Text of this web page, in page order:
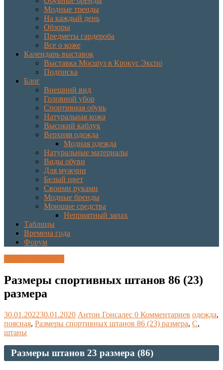
Модные тренды
На каждый день
Обзоры
Предметы гардероба
Все о коже
Календарь выставок
Выставка Мосшуз в Крокус Экспо
Подписка
Блог
Внешний вид
Головной убор
Спортивная обувь
Натуральная кожа
Высокий каблук
Верхняя одежда
Модная одежда
Натуральные материалы
Виды обуви
Для мужчин
Белый цвет
Своими руками
Модные бренды
Моющие средства
Неприятный запах
Таблицы
Времена года
Форум
Размеры спортивных штанов 86 (23)
размера
30.01.202230.01.2020 Антон Гонсалес 0 Комментариев одежда,
поясная, Размеры спортивных штанов 86 (23) размера, С,
штаны
Размеры штанов 23 размера (86)